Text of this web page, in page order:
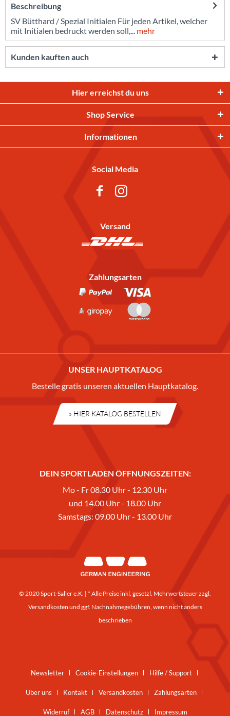
Beschreibung
SV Bütthard / Spezial Initialen Für jeden Artikel, welcher
mit Initialen bedruckt werden soll,... mehr
Kunden kauften auch
Hier erreichst du uns
Shop Service
Informationen
Social Media
Versand
Zahlungsarten
UNSER HAUPTKATALOG
Bestelle gratis unseren aktuellen Hauptkatalog.
» HIER KATALOG BESTELLEN
DEIN SPORTLADEN ÖFFNUNGSZEITEN:
Mo - Fr 08.30 Uhr - 12.30 Uhr
und 14.00 Uhr - 18.00 Uhr
Samstags: 09.00 Uhr - 13.00 Uhr
© 2020 Sport-Saller e.K. | * Alle Preise inkl. gesetzl. Mehrwertsteuer zzgl.
Versandkosten und ggf. Nachnahmegebühren, wenn nicht anders
beschrieben
Newsletter Cookie-Einstellungen Hilfe / Support
Über uns Kontakt Versandkosten Zahlungsarten
Widerruf AGB Datenschutz Impressum